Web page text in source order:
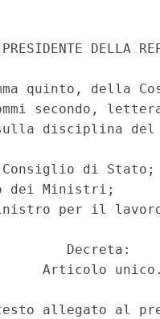
DELLA
quinto, della
secondo,
disciplina del
di Stato;
dei Ministri;
per il
Decreta:
Articolo
allegato al